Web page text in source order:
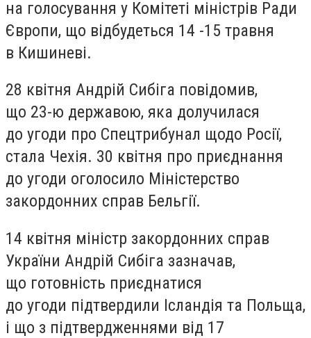
на голосування у Комітеті міністрів Ради
Європи, що відбудеться 14 -15 травня
в Кишиневі.
28 квітня Андрій Сибіга повідомив,
що 23-ю державою, яка долучилася
до угоди про Спецтрибунал щодо Росії,
стала Чехія. 30 квітня про приєднання
до угоди оголосило Міністерство
закордонних справ Бельгії.
14 квітня міністр закордонних справ
України Андрій Сибіга зазначав,
що готовність приєднатися
до угоди підтвердили Ісландія та Польща,
і що з підтвердженнями від 17